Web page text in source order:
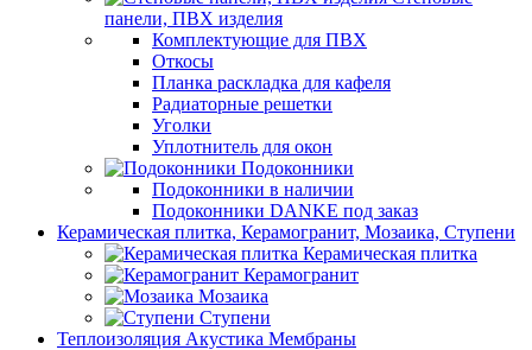
панели, ПВХ изделия
Комплектующие для ПВХ
Откосы
Планка раскладка для кафеля
Радиаторные решетки
Уголки
Уплотнитель для окон
Подоконники
Подоконники в наличии
Подоконники DANKE под заказ
Керамическая плитка, Керамогранит, Мозаика, Ступени
Керамическая плитка
Керамогранит
Мозаика
Ступени
Теплоизоляция Акустика Мембраны